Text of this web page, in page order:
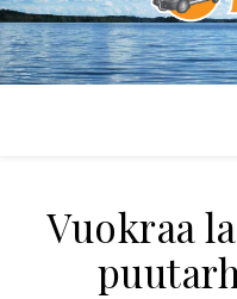
Vuokraa